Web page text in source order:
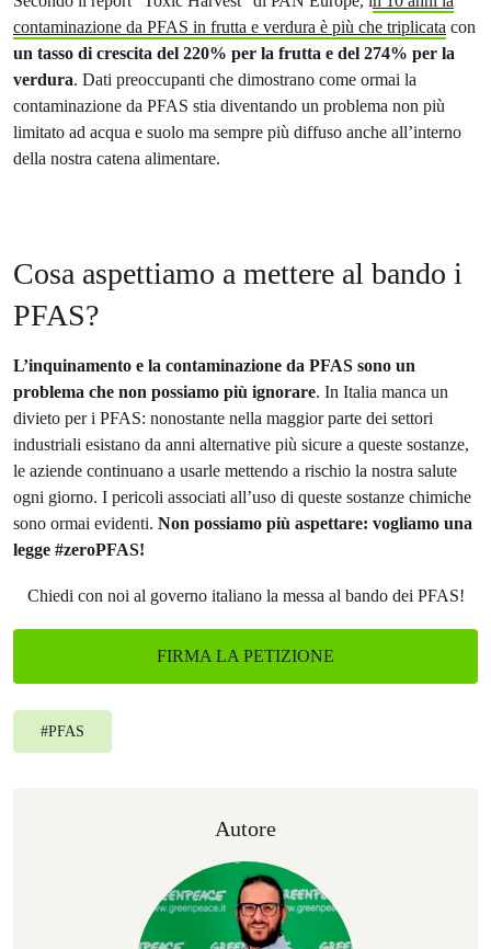
contaminazione da PFAS in frutta e verdura è più che triplicata con
un tasso di crescita del 220% per la frutta e del 274% per la
verdura. Dati preoccupanti che dimostrano come ormai la
contaminazione da PFAS stia diventando un problema non più
limitato ad acqua e suolo ma sempre più diffuso anche all’interno
della nostra catena alimentare.
Cosa aspettiamo a mettere al bando i
PFAS?
L’inquinamento e la contaminazione da PFAS sono un
problema che non possiamo più ignorare. In Italia manca un
divieto per i PFAS: nonostante nella maggior parte dei settori
industriali esistano da anni alternative più sicure a queste sostanze,
le aziende continuano a usarle mettendo a rischio la nostra salute
ogni giorno. I pericoli associati all’uso di queste sostanze chimiche
sono ormai evidenti. Non possiamo più aspettare: vogliamo una
legge #zeroPFAS!
Chiedi con noi al governo italiano la messa al bando dei PFAS!
FIRMA LA PETIZIONE
#PFAS
Autore